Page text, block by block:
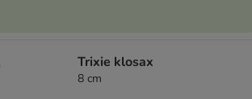
Trixie klosax
8 cm